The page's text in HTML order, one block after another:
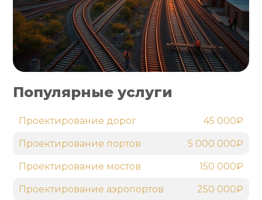
Популярные услуги
Проектирование дорог 45 000₽
Проектирование портов 5 000 000₽
Проектирование мостов 150 000₽
Проектирование аэропортов 250 000₽